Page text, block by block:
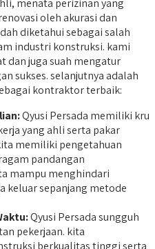
menata perizinan yang
oleh akurasi dan
diketahui sebagai salah
industri konstruksi. kami
dan juga suah mengatur
sukses. selanjutnya adalah
kontraktor terbaik:
Qyusi Persada memiliki kru
yang ahli serta pakar
memiliki pengetahuan
pandangan
mampu menghindari
keluar sepanjang metode
Qyusi Persada sungguh
pekerjaan. kita
berkualitas tinggi serta